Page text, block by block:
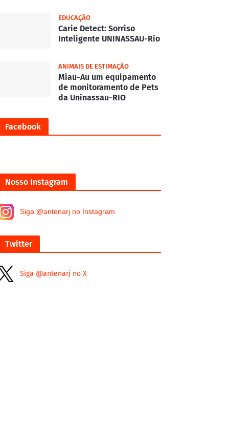
EDUCAÇÃO
Carie Detect: Sorriso
Inteligente UNINASSAU-Rio
ANIMAIS DE ESTIMAÇÃO
Miau-Au um equipamento
de monitoramento de Pets
da Uninassau-RIO
Facebook
Nosso Instagram
Siga @antenarj no Instagram
Twitter
Siga @antenarj no X